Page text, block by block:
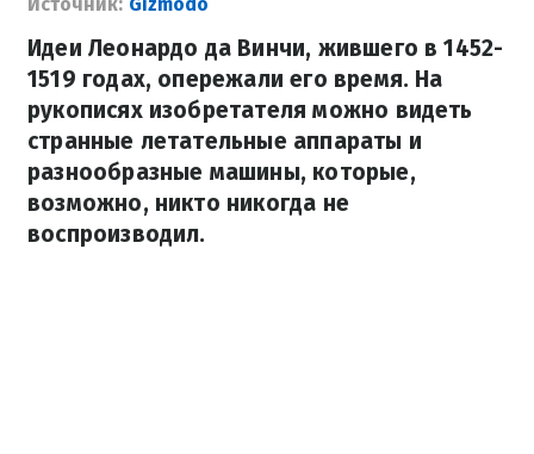
Идеи Леонардо да Винчи, жившего в 1452-
1519 годах, опережали его время. На
рукописях изобретателя можно видеть
странные летательные аппараты и
разнообразные машины, которые,
возможно, никто никогда не
воспроизводил.